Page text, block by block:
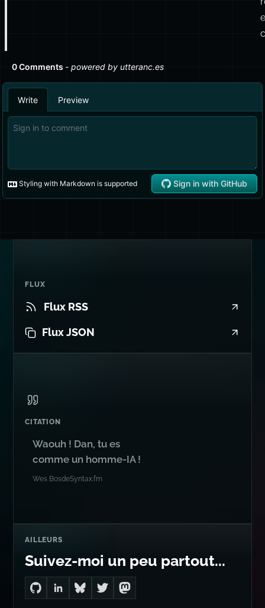
comme un homme-IA !
Wes Bos
AILLEURS
Go to Dan's GitHub
Connect with me on LinkedIn
Partager cette page
CONSEIL